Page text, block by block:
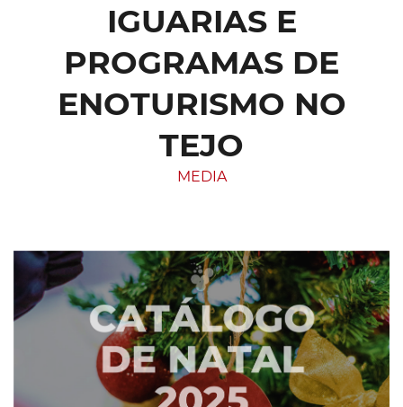
IGUARIAS E
PROGRAMAS DE
ENOTURISMO NO
TEJO
MEDIA